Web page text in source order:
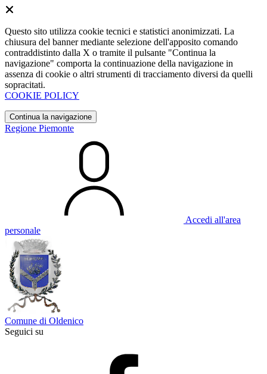
Questo sito utilizza cookie tecnici e statistici anonimizzati. La
chiusura del banner mediante selezione dell'apposito comando
contraddistinto dalla X o tramite il pulsante "Continua la
navigazione" comporta la continuazione della navigazione in
assenza di cookie o altri strumenti di tracciamento diversi da quelli
sopracitati.
COOKIE POLICY
Continua la navigazione
Regione Piemonte
Accedi all'area
personale
Comune di Oldenico
Seguici su